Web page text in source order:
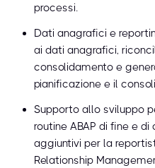
processi.
Dati anagrafici e
ai dati anagrafici,
consolidamento e
pianificazione e il
Supporto allo sviluppo
routine ABAP di fine e
aggiuntivi per la
Relationship